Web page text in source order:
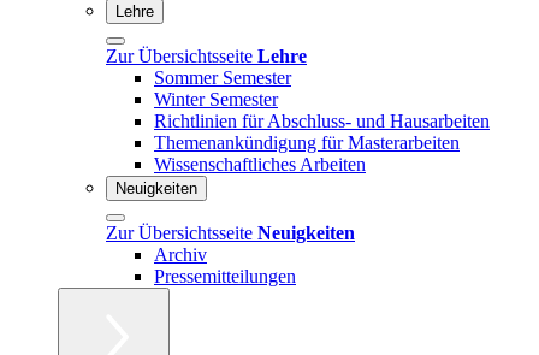
Lehre
Zur Übersichtsseite Lehre
Sommer Semester
Winter Semester
Richtlinien für Abschluss- und Hausarbeiten
Themenankündigung für Masterarbeiten
Wissenschaftliches Arbeiten
Neuigkeiten
Zur Übersichtsseite Neuigkeiten
Archiv
Pressemitteilungen